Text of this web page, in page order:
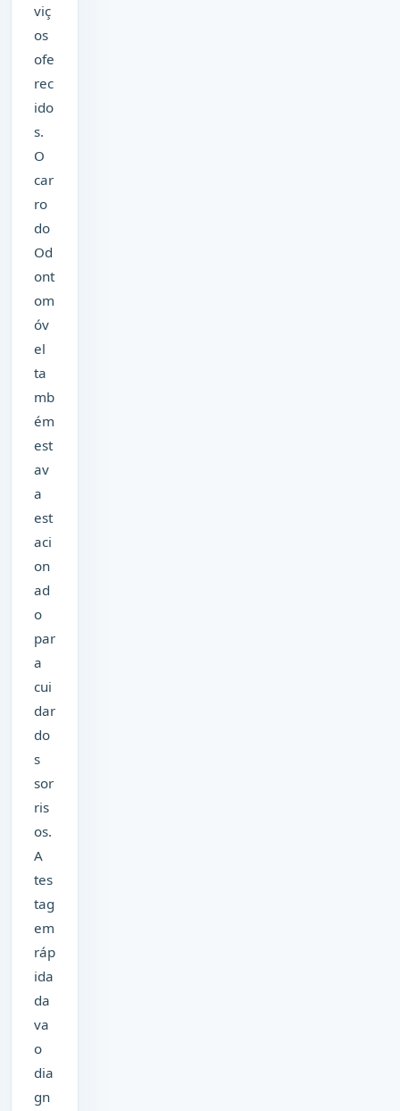
viç
os
ofe
rec
ido
s.
O
car
ro
do
Od
ont
om
óv
el
ta
mb
ém
est
av
a
est
aci
on
ad
o
par
a
cui
dar
do
s
sor
ris
os.
A
tes
tag
em
ráp
ida
da
va
o
dia
gn